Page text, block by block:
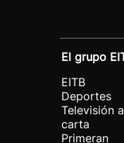
El grupo
EITB
Deportes
Televisión
carta
Primeran